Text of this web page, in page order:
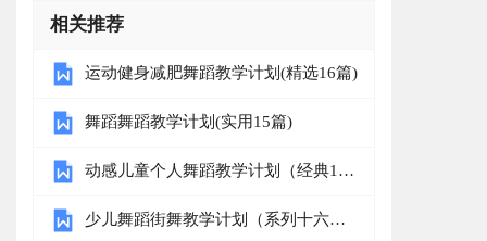
相关推荐
运动健身减肥舞蹈教学计划(精选16篇)
舞蹈舞蹈教学计划(实用15篇)
动感儿童个人舞蹈教学计划（经典12
少儿舞蹈街舞教学计划（系列十六